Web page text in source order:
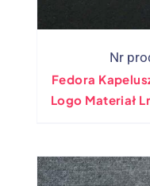
Nr
Fedora
Logo Materiał